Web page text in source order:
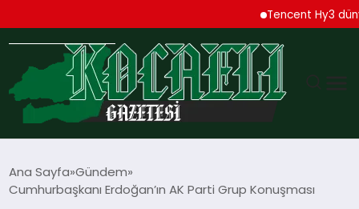
Tencent Hy3 dünya
TEKNOLOJI
Ana Sayfa Gündem
Cumhurbaşkanı Erdoğan’ın AK Parti Grup Konuşması